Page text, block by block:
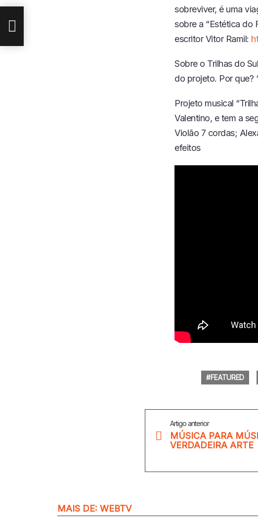
sobreviver, é uma
sobre a “Estética do
escritor Vitor Ramil:
Sobre o Trilhas do
do projeto. Por que?
Projeto musical
Valentino, e tem a
Violão 7 cordas;
efeitos
FEATURED
Artigo anterior
MÚSICA PARA
VERDADEIRA ARTE
MAIS DE: WEBTV